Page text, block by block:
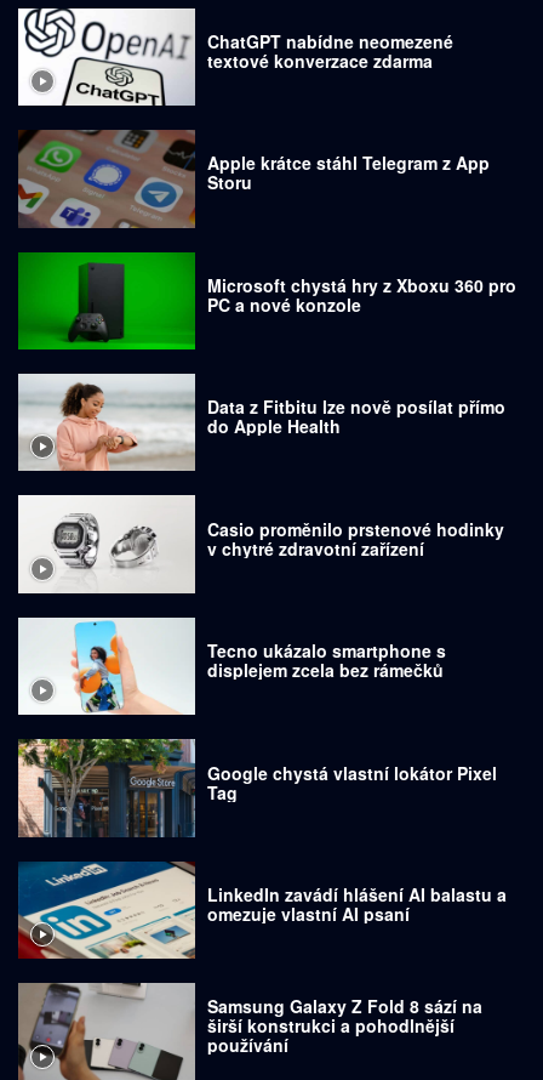
ChatGPT nabídne neomezené
textové konverzace zdarma
Apple krátce stáhl Telegram z App
Storu
Microsoft chystá hry z Xboxu 360 pro
PC a nové konzole
Data z Fitbitu lze nově posílat přímo
do Apple Health
Casio proměnilo prstenové hodinky
v chytré zdravotní zařízení
Tecno ukázalo smartphone s
displejem zcela bez rámečků
Google chystá vlastní lokátor Pixel
Tag
LinkedIn zavádí hlášení AI balastu a
omezuje vlastní AI psaní
Samsung Galaxy Z Fold 8 sází na
širší konstrukci a pohodlnější
používání